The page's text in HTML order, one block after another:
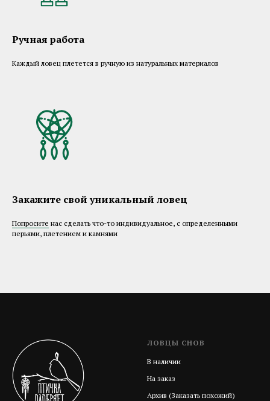
Ручная работа
Каждый ловец плетется в ручную из натуральных материалов
Закажите свой уникальный ловец
Попросите нас сделать что-то индивидуальное, с определенными
перьями, плетением и камнями
ЛОВЦЫ СНОВ
В наличии
На заказ
Архив (Заказать похожий)